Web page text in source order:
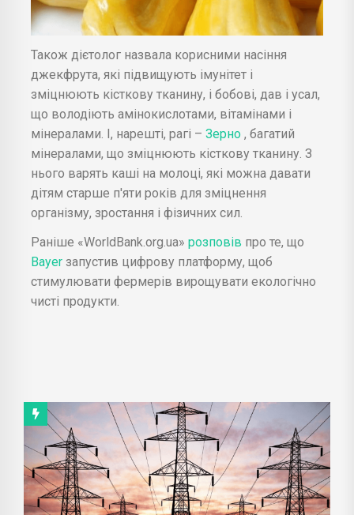
Також дієтолог назвала корисними насіння
джекфрута, які підвищують імунітет і
зміцнюють кісткову тканину, і бобові, дав і усал,
що володіють амінокислотами, вітамінами і
мінералами. І, нарешті, рагі – Зерно , багатий
мінералами, що зміцнюють кісткову тканину. З
нього варять каші на молоці, які можна давати
дітям старше п'яти років для зміцнення
організму, зростання і фізичних сил.
Раніше «WorldBank.org.ua» розповів про те, що
Bayer запустив цифрову платформу, щоб
стимулювати фермерів вирощувати екологічно
чисті продукти.